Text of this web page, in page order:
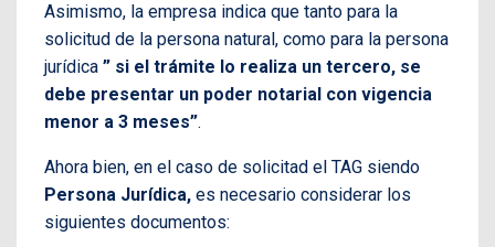
Asimismo, la empresa indica que tanto para la
solicitud de la persona natural, como para la persona
jurídica ” si el trámite lo realiza un tercero, se
debe presentar un poder notarial con vigencia
menor a 3 meses”.
Ahora bien, en el caso de solicitad el TAG siendo
Persona Jurídica, es necesario considerar los
siguientes documentos: